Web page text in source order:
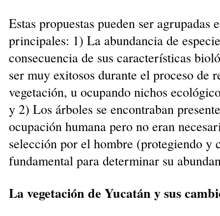
Estas propuestas pueden ser agrupadas
principales: 1) La abundancia de
consecuencia de sus características
ser muy exitosos durante el proceso de
vegetación, u ocupando nichos
y 2) Los árboles se encontraban
ocupación humana pero no eran
selección por el hombre (protegiendo
fundamental para determinar su
La vegetación de Yucatán y sus